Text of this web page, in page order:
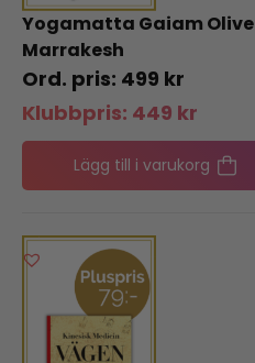
Yogamatta Gaiam Olive
Marrakesh
499 kr
Klubbpris: 449 kr
Lägg till i varukorg